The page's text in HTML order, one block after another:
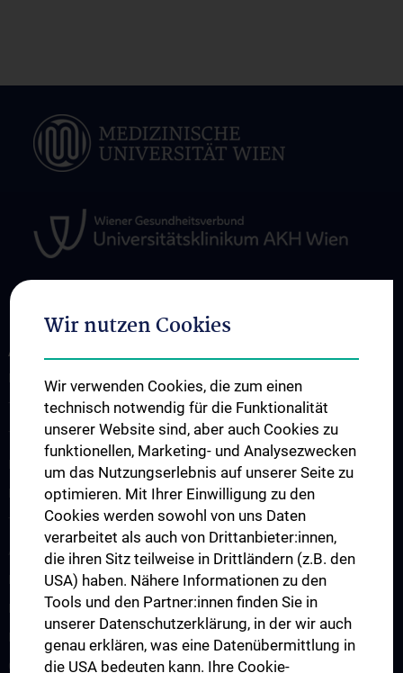
ABOUT US
Research
Translation to the clinic
Teaching
AI Spin-Offs
Publications
CAIM Talks
Wir nutzen Cookies
Wir verwenden Cookies, die zum einen
technisch notwendig für die Funktionalität
unserer Website sind, aber auch Cookies zu
funktionellen, Marketing- und Analysezwecken
um das Nutzungserlebnis auf unserer Seite zu
optimieren. Mit Ihrer Einwilligung zu den
Cookies werden sowohl von uns Daten
verarbeitet als auch von Drittanbieter:innen,
die ihren Sitz teilweise in Drittländern (z.B. den
USA) haben. Nähere Informationen zu den
Tools und den Partner:innen finden Sie in
unserer Datenschutzerklärung, in der wir auch
genau erklären, was eine Datenübermittlung in
die USA bedeuten kann. Ihre Cookie-